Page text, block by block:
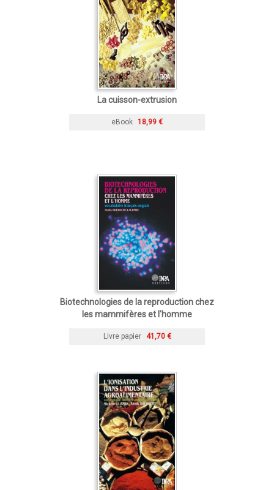
La cuisson-extrusion
eBook 18,99 €
Biotechnologies de la reproduction chez
les mammifères et l'homme
Livre papier 41,70 €